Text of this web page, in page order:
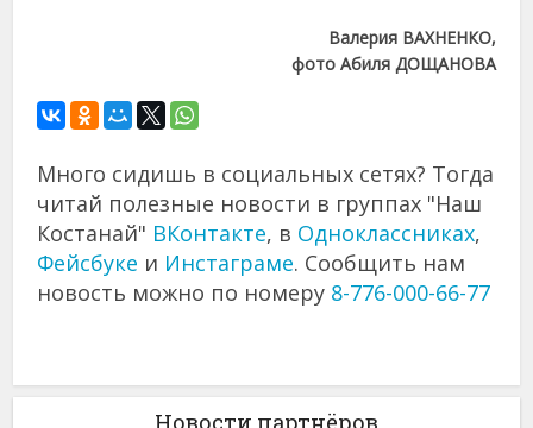
Валерия ВАХНЕНКО,
фото Абиля ДОЩАНОВА
Много сидишь в социальных сетях? Тогда
читай полезные новости в группах "Наш
Костанай" ВКонтакте, в Одноклассниках,
Фейсбуке и Инстаграме. Сообщить нам
новость можно по номеру 8-776-000-66-77
Новости партнёров